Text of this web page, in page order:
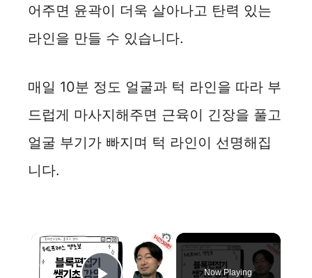
어주면 윤곽이 더욱 살아나고 탄력 있는
라인을 만들 수 있습니다.
매일 10분 정도 얼굴과 턱 라인을 따라 부
드럽게 마사지해주면 근육이 긴장을 풀고
얼굴 부기가 빠지며 턱 라인이 선명해집
니다.
×
Now Playing